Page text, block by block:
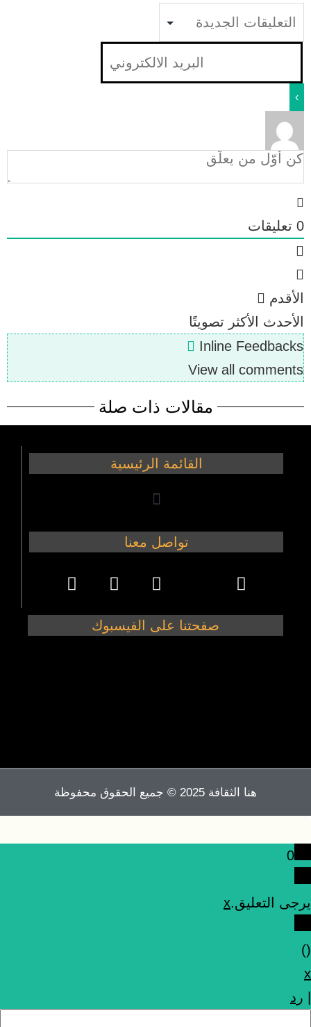
0 تعليقات
الأقدم
الأحدث
الأكثر تصويتًا
Inline Feedbacks
View all comments
مقالات ذات صلة
القائمة الرئيسية
تواصل معنا
صفحتنا على الفيسبوك
هنا الثقافة 2025 © جميع الحقوق محفوظة
0
يرجى التعليق.x
(
)
x
رد